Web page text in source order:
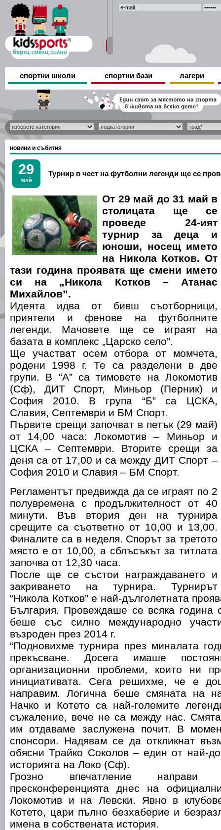
спортни школи спортни бази лагери
новини и събития
29
МАЙ
Турнир в чест на футболни легенди ще се
От 29 май до 31 май в
столицата ще се
проведе 24-ият
турнир за деца и
юноши, носещ името
на Никола Котков. От
тази година проявата ще смени името
си на „Никола Котков – Атанас
Михайлов”.
Идеята идва от бивш съотборници,
приятели и фенове на футболните
легенди. Мачовете ще се играят на
базата в комплекс „Царско село”.
Ще участват осем отбора от момчета,
родени 1998 г. Те са разделени в две
групи. В “А” са тимовете на Локомотив
(Сф), ДИТ Спорт, Миньор (Перник) и
София 2010. В група “Б” са ЦСКА,
Славия, Септември и БМ Спорт.
Първите срещи започват в петък (29 май)
от 14,00 часа: Локомотив – Миньор и
ЦСКА – Септември. Вторите срещи за
деня са от 17,00 и са между ДИТ Спорт –
София 2010 и Славия – БМ Спорт.
Регламентът предвижда да се играят по 2
полувремена с продължителност от 40
минути. Във втория ден на турнира
срещите са съответно от 10,00 и 13,00.
Финалите са в неделя. Спорът за третото
място е от 10,00, а сблъсъкът за титлата
започва от 12,30 часа.
После ще се състои награждаването и
закриването на турнира. Турнирът
“Никола Котков” е най-дълголетната
България. Провеждаше се всяка година
беше със силно международно
възроден през 2014 г.
“Подновихме турнира през миналата
прекъсване. Досега имаше
организационни проблеми, които ни
инициативата. Сега решихме, че е
направим. Логична беше смяната на
Начко и Котето са най-големите
съжаление, вече не са между нас.
им отдаваме заслужена почит. В
спонсори. Надявам се да откликнат
обясни Трайко Соколов – един от най-
историята на Локо (Сф).
Грозно впечатление направи
пресконференцията днес на
Локомотив и на Левски. Явно в
Котето, цари пълно безхаберие и
имена в собствената история.